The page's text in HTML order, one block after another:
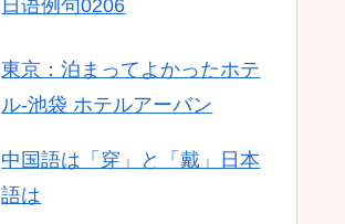
日语例句0206
東京：泊まってよかったホテ
ル-池袋 ホテルアーバン
中国語は「穿」と「戴」日本
語は